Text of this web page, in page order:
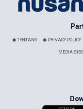
TENTANG PRIVACY POLICY
MEDIA